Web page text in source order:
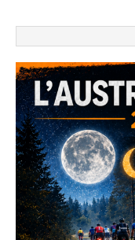
-200
200
20
Distance (km)
Altitude (m)